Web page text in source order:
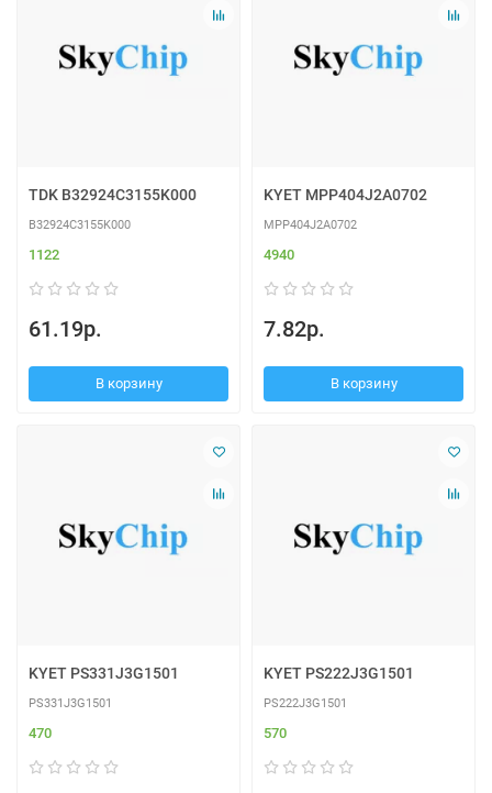
TDK B32924C3155K000
B32924C3155K000
1122
61.19р.
В корзину
KYET MPP404J2A0702
MPP404J2A0702
4940
7.82р.
В корзину
KYET PS331J3G1501
PS331J3G1501
470
KYET PS222J3G1501
PS222J3G1501
570